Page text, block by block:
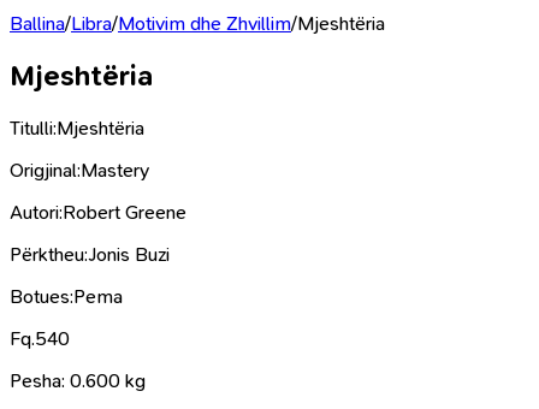
Ballina/Libra/Motivim dhe Zhvillim/Mjeshtëria
Mjeshtëria
Titulli:Mjeshtëria
Origjinal:Mastery
Autori:Robert Greene
Përktheu:Jonis Buzi
Botues:Pema
Fq.540
Pesha: 0.600 kg